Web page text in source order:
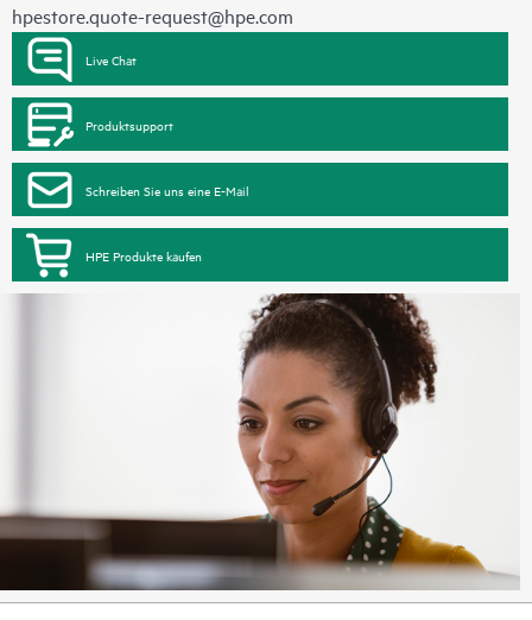
hpestore.quote-request@hpe.com
Live Chat
Produktsupport
Schreiben Sie uns eine E-Mail
HPE Produkte kaufen